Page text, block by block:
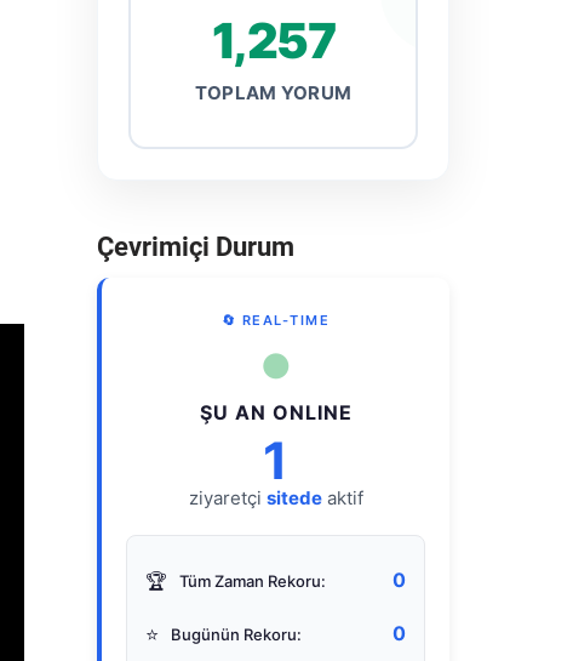
1,257
TOPLAM YORUM
Çevrimiçi Durum
🔄 REAL-TIME
●
ŞU AN ONLINE
1
ziyaretçi sitedeaktif
🏆 Tüm Zaman Rekoru: 0
⭐ Bugünün Rekoru: 0